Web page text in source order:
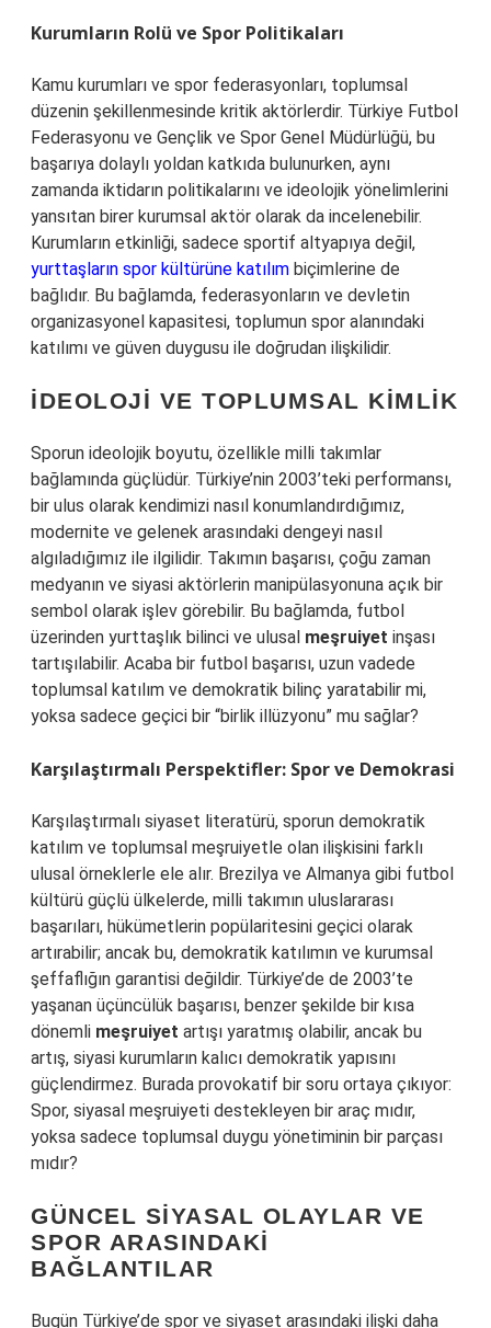
Kurumların Rolü ve Spor Politikaları
Kamu kurumları ve spor federasyonları, toplumsal
düzenin şekillenmesinde kritik aktörlerdir. Türkiye Futbol
Federasyonu ve Gençlik ve Spor Genel Müdürlüğü, bu
başarıya dolaylı yoldan katkıda bulunurken, aynı
zamanda iktidarın politikalarını ve ideolojik yönelimlerini
yansıtan birer kurumsal aktör olarak da incelenebilir.
Kurumların etkinliği, sadece sportif altyapıya değil,
yurttaşların spor kültürüne katılım biçimlerine de
bağlıdır. Bu bağlamda, federasyonların ve devletin
organizasyonel kapasitesi, toplumun spor alanındaki
katılımı ve güven duygusu ile doğrudan ilişkilidir.
İDEOLOJI VE TOPLUMSAL KIMLIK
Sporun ideolojik boyutu, özellikle milli takımlar
bağlamında güçlüdür. Türkiye’nin 2003’teki performansı,
bir ulus olarak kendimizi nasıl konumlandırdığımız,
modernite ve gelenek arasındaki dengeyi nasıl
algıladığımız ile ilgilidir. Takımın başarısı, çoğu zaman
medyanın ve siyasi aktörlerin manipülasyonuna açık bir
sembol olarak işlev görebilir. Bu bağlamda, futbol
üzerinden yurttaşlık bilinci ve ulusal meşruiyet inşası
tartışılabilir. Acaba bir futbol başarısı, uzun vadede
toplumsal katılım ve demokratik bilinç yaratabilir mi,
yoksa sadece geçici bir “birlik illüzyonu” mu sağlar?
Karşılaştırmalı Perspektifler: Spor ve Demokrasi
Karşılaştırmalı siyaset literatürü, sporun demokratik
katılım ve toplumsal meşruiyetle olan ilişkisini farklı
ulusal örneklerle ele alır. Brezilya ve Almanya gibi futbol
kültürü güçlü ülkelerde, milli takımın uluslararası
başarıları, hükümetlerin popülaritesini geçici olarak
artırabilir; ancak bu, demokratik katılımın ve kurumsal
şeffaflığın garantisi değildir. Türkiye’de de 2003’te
yaşanan üçüncülük başarısı, benzer şekilde bir kısa
dönemli meşruiyet artışı yaratmış olabilir, ancak bu
artış, siyasi kurumların kalıcı demokratik yapısını
güçlendirmez. Burada provokatif bir soru ortaya çıkıyor:
Spor, siyasal meşruiyeti destekleyen bir araç mıdır,
yoksa sadece toplumsal duygu yönetiminin bir parçası
mıdır?
GÜNCEL SIYASAL OLAYLAR VE
SPOR ARASINDAKI
BAĞLANTILAR
Bugün Türkiye’de spor ve siyaset arasındaki ilişki daha